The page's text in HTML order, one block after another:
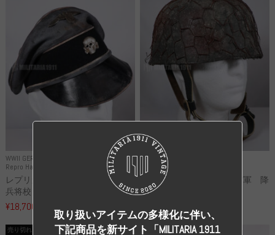
WWII GERMANY
Repro Hat and Cap SS and WSS
レプリカ 武装親衛隊 WSS 歩
兵将校 クラッシュキャップ ...
¥18,700 （税込）
WWII GERMANY
Repro Hat and Cap Luftwaffe
高品質レプリカ ドイツ空軍 降
下猟兵 ヘルメット
¥49,800 （税込）
売り切れ 売り切れ
取り扱いアイテムの多様化に伴い、
下記商品を新サイト「MILITARIA 1911